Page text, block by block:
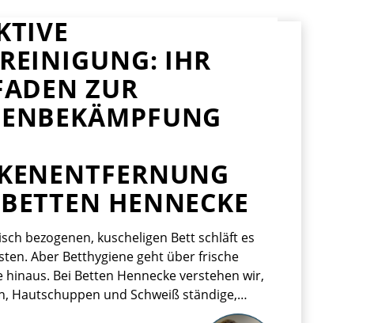
IHR
ZUR
HENNECKE
bezogenen, kuscheligen Bett schläft es
Aber Betthygiene geht über frische
hinaus. Bei Betten Hennecke verstehen wir,
Hautschuppen und Schweiß ständige,
Bettgenossen sind und bieten Ihnen daher